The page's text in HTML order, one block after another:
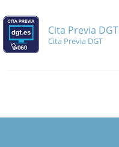
Cita Previa DGT
Cita Previa DGT